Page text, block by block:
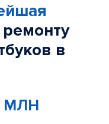
ремонту
в
МЛН